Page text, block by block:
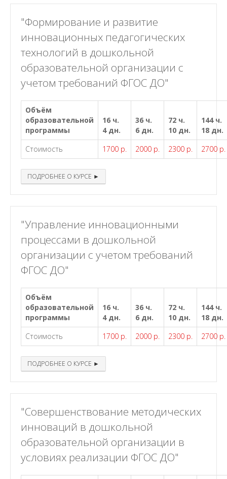
"Формирование и развитие
инновационных педагогических
технологий в дошкольной
образовательной организации с
учетом требований ФГОС ДО"
Объём
образовательной
программы
16 ч.
4 дн.
36 ч.
6 дн.
72 ч.
10 дн.
144 ч.
18 дн.
Стоимость
1700 р. 2000 р. 2300 р. 2700 р.
ПОДРОБНЕЕ О КУРСЕ ►
"Управление инновационными
процессами в дошкольной
организации с учетом требований
ФГОС ДО"
Объём
образовательной
программы
16 ч.
4 дн.
36 ч.
6 дн.
72 ч.
10 дн.
144 ч.
18 дн.
Стоимость
1700 р. 2000 р. 2300 р. 2700 р.
ПОДРОБНЕЕ О КУРСЕ ►
"Совершенствование методических
инноваций в дошкольной
образовательной организации в
условиях реализации ФГОС ДО"